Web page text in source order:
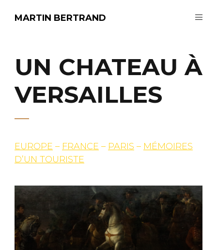
MARTIN BERTRAND
UN CHATEAU À
VERSAILLES
EUROPE – FRANCE – PARIS – MÉMOIRES
D’UN TOURISTE